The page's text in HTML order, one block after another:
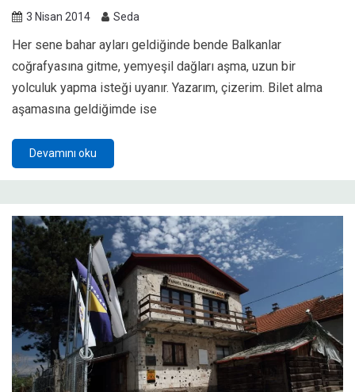
3 Nisan 2014 Seda
Her sene bahar ayları geldiğinde bende Balkanlar
coğrafyasına gitme, yemyeşil dağları aşma, uzun bir
yolculuk yapma isteği uyanır. Yazarım, çizerim. Bilet alma
aşamasına geldiğimde ise
Devamını oku